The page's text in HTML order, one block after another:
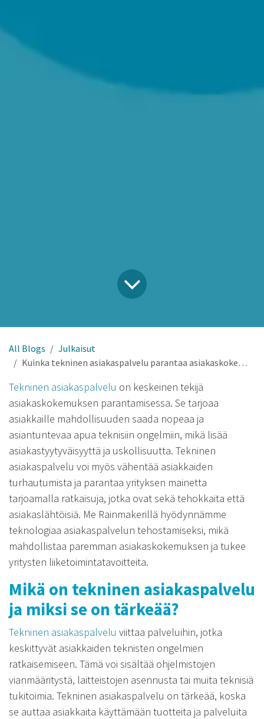
All Blogs
Julkaisut
Kuinka tekninen asiakaspalvelu parantaa asiakaskokemusta?
Tekninen asiakaspalvelu on keskeinen tekijä
asiakaskokemuksen parantamisessa. Se tarjoaa
asiakkaille mahdollisuuden saada nopeaa ja
asiantuntevaa apua teknisiin ongelmiin, mikä lisää
asiakastyytyväisyyttä ja uskollisuutta. Tekninen
asiakaspalvelu voi myös vähentää asiakkaiden
turhautumista ja parantaa yrityksen mainetta
tarjoamalla ratkaisuja, jotka ovat sekä tehokkaita että
asiakaslähtöisiä. Me Rainmakerillä hyödynnämme
teknologiaa asiakaspalvelun tehostamiseksi, mikä
mahdollistaa paremman asiakaskokemuksen ja tukee
yritysten liiketoimintatavoitteita.
Mikä on tekninen asiakaspalvelu
ja miksi se on tärkeää?
Tekninen asiakaspalvelu viittaa palveluihin, jotka
keskittyvät asiakkaiden teknisten ongelmien
ratkaisemiseen. Tämä voi sisältää ohjelmistojen
vianmääritystä, laitteistojen asennusta tai muita teknisiä
tukitoimia. Tekninen asiakaspalvelu on tärkeää, koska
se auttaa asiakkaita käyttämään tuotteita ja palveluita